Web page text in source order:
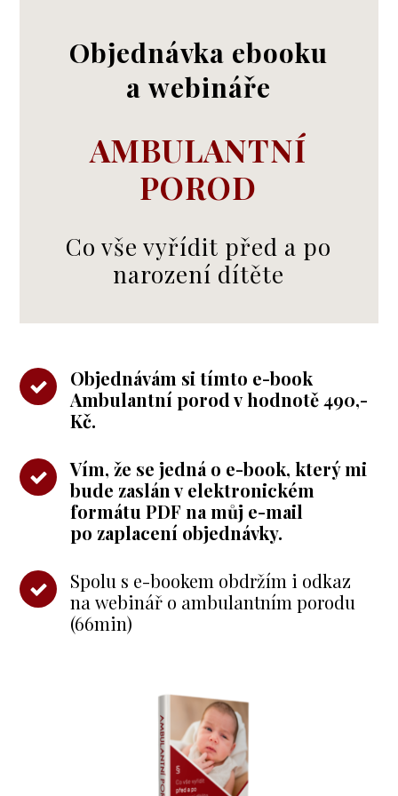
Objednávka ebooku
a webináře
AMBULANTNÍ
POROD
Co vše vyřídit před a po
narození dítěte
Objednávám si tímto e-book
Ambulantní porod v hodnotě 490,-
Kč.
Vím, že se jedná o e-book, který mi
bude zaslán v elektronickém
formátu PDF na můj e-mail
po zaplacení objednávky.
Spolu s e-bookem obdržím i odkaz
na webinář o ambulantním porodu
(66min)